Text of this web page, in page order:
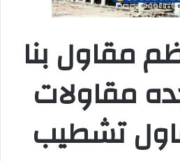
مقاول بنا
مقاولات
تشطيب